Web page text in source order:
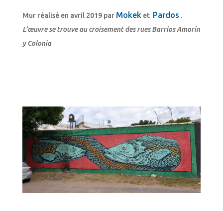
Mur réalisé en avril 2019 par Mokek et Pardos .
L’œuvre se trouve au croisement des rues Barrios Amorín
y Colonia